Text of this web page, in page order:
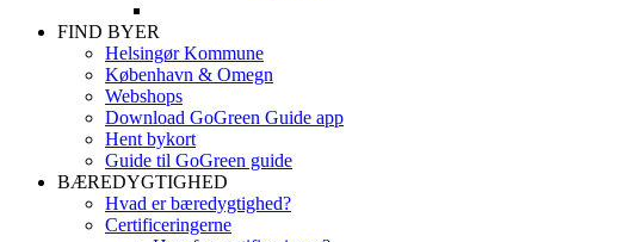
FIND BYER
Helsingør Kommune
København & Omegn
Webshops
Download GoGreen Guide app
Hent bykort
Guide til GoGreen guide
BÆREDYGTIGHED
Hvad er bæredygtighed?
Certificeringerne